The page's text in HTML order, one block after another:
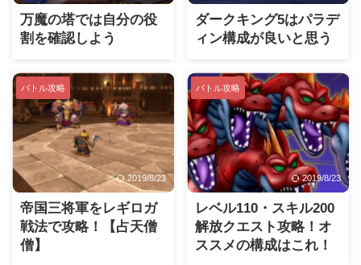
万魔の塔では自分の役
割を確認しよう
ダークキング5はパラデ
ィン構成が良いと思う
バトル攻略
2019/8/23
帝国三将軍をレギロガ
戦法で攻略！【占天僧
僧】
バトル攻略
2019/8/23
レベル110・スキル200
解放クエスト攻略！オ
ススメの構成はこれ！